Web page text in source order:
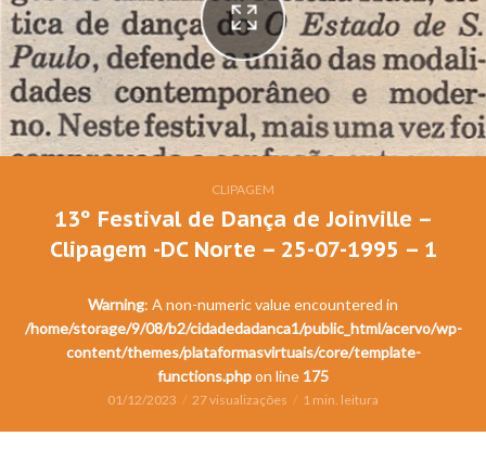
CLIPAGEM
13º Festival de Dança de Joinville –
Clipagem -DC Norte – 25-07-1995 – 1
Warning: A non-numeric value encountered in
/home/storage/9/08/b2/cidadedadanca1/public_html/acervo/wp-
content/themes/plataformasvirtuais/core/template-
functions.phpon line 175
01/12/2023 27 visualizações 1 min. leitura